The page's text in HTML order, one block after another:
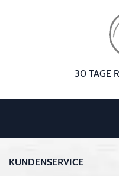
30 TAGE
KUNDENSERVICE